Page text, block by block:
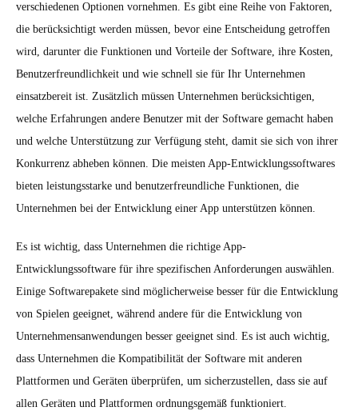
verschiedenen Optionen vornehmen. Es gibt eine Reihe von Faktoren,
die berücksichtigt werden müssen, bevor eine Entscheidung getroffen
wird, darunter die Funktionen und Vorteile der Software, ihre Kosten,
Benutzerfreundlichkeit und wie schnell sie für Ihr Unternehmen
einsatzbereit ist. Zusätzlich müssen Unternehmen berücksichtigen,
welche Erfahrungen andere Benutzer mit der Software gemacht haben
und welche Unterstützung zur Verfügung steht, damit sie sich von ihrer
Konkurrenz abheben können. Die meisten App-Entwicklungssoftwares
bieten leistungsstarke und benutzerfreundliche Funktionen, die
Unternehmen bei der Entwicklung einer App unterstützen können.
Es ist wichtig, dass Unternehmen die richtige App-
Entwicklungssoftware für ihre spezifischen Anforderungen auswählen.
Einige Softwarepakete sind möglicherweise besser für die Entwicklung
von Spielen geeignet, während andere für die Entwicklung von
Unternehmensanwendungen besser geeignet sind. Es ist auch wichtig,
dass Unternehmen die Kompatibilität der Software mit anderen
Plattformen und Geräten überprüfen, um sicherzustellen, dass sie auf
allen Geräten und Plattformen ordnungsgemäß funktioniert.